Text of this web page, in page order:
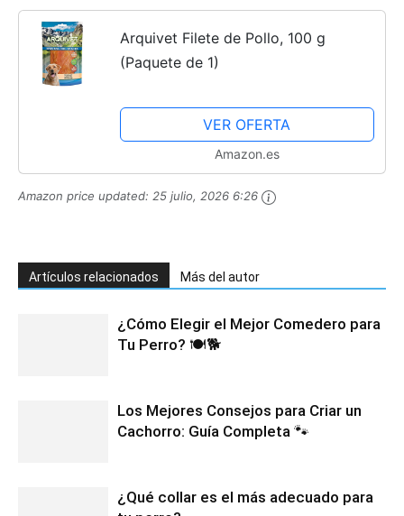
Arquivet Filete de Pollo, 100 g
(Paquete de 1)
VER OFERTA
Amazon.es
Amazon price updated: 25 julio, 2026 6:26
Artículos relacionados Más del autor
¿Cómo Elegir el Mejor Comedero para
Tu Perro? 🍽️🐕
Los Mejores Consejos para Criar un
Cachorro: Guía Completa 🐾
¿Qué collar es el más adecuado para